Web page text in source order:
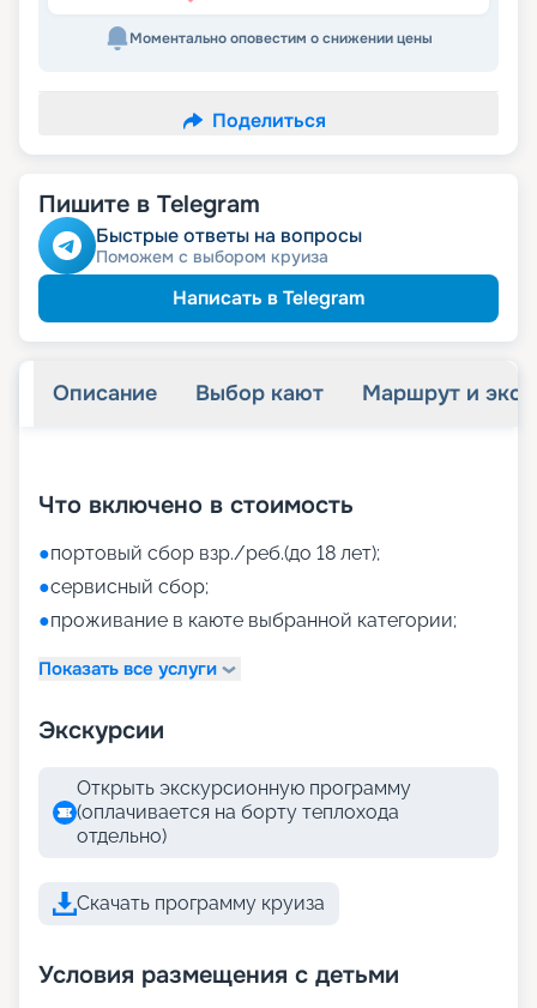
Моментально оповестим о снижении цены
Поделиться
Пишите в Telegram
Быстрые ответы на вопросы
Поможем с выбором круиза
Написать в Telegram
Описание Выбор кают Маршрут и
Что включено в стоимость
●портовый сбор взр./реб.(до 18 лет);
●сервисный сбор;
●проживание в каюте выбранной категории;
Показать все услуги
Экскурсии
Открыть экскурсионную программу
(оплачивается на борту теплохода
отдельно)
Скачать программу круиза
Условия размещения с детьми